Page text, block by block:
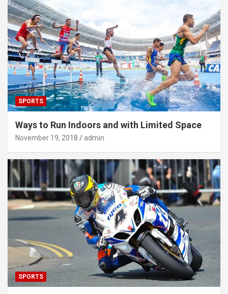
SPORTS
Ways to Run Indoors and with Limited Space
November 19, 2018 admin
SPORTS